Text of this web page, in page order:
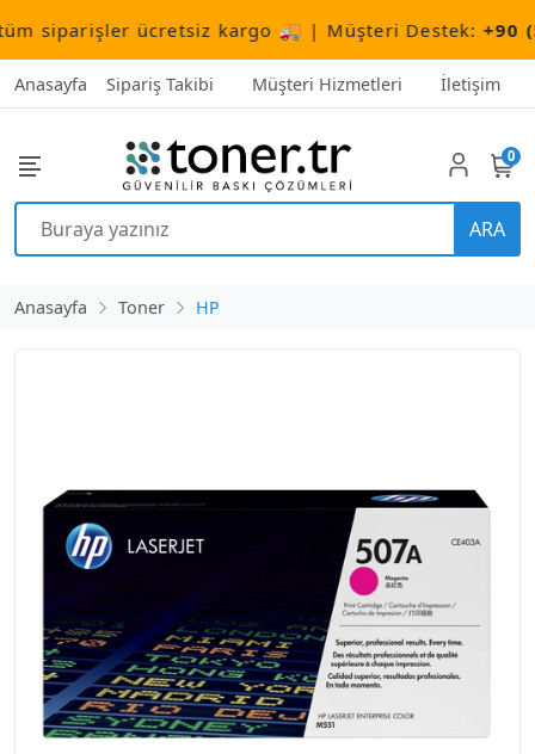
ücretsiz kargo 🚚 | Müşteri Destek:+90
Anasayfa Sipariş Takibi Müşteri Hizmetleri İletişim
ARA
0
Anasayfa Toner HP